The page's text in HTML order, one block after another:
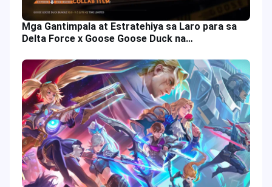
Mga Gantimpala at Estratehiya sa Laro para sa
Delta Force x Goose Goose Duck na